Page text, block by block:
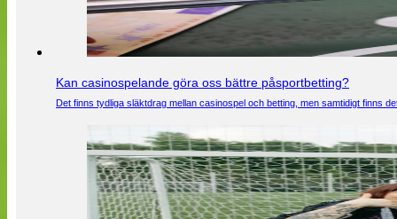
Kan casinospelande göra oss bättre påsportbetting?
Det finns tydliga släktdrag mellan casinospel och betting, men samtidigt finns